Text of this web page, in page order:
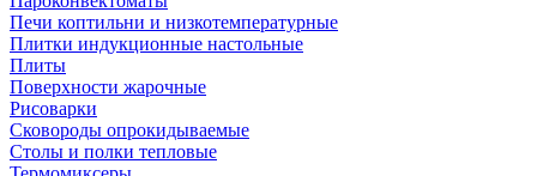
Печи коптильни и низкотемпературные
Плитки индукционные настольные
Плиты
Поверхности жарочные
Рисоварки
Сковороды опрокидываемые
Столы и полки тепловые